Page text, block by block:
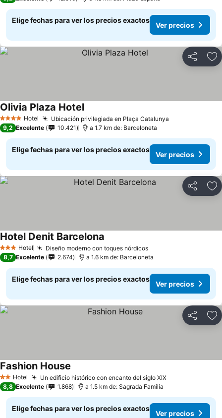
Elige fechas para ver los precios exactos
Ver precios
Compartir
4 EstrellasHotel Ubicación privilegiada en Plaça Catalunya
Olivia Plaza HotelVer precios
9,2 Excelente 10.421 a 1.7 km de: Barceloneta
Elige fechas para ver los precios exactos
Ver precios
Compartir
3 Estrellas
Hotel Diseño moderno con toques nórdicosVer precios
Hotel Denit Barcelona
8,7 Excelente 2.674 a 1.6 km de: Barceloneta
Elige fechas para ver los precios exactos
Ver precios
Compartir
2 Estrellas
Hotel Un edificio histórico con encanto del siglo XIXVer precios
Fashion House
8,8 Excelente 1.868 a 1.5 km de: Sagrada Familia
Elige fechas para ver los precios exactos
Ver precios